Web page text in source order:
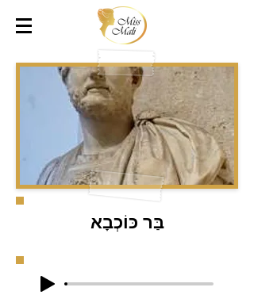
בַּר כּוֹכְבָא